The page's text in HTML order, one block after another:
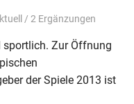
/ 2 Ergänzungen
sportlich. Zur Öffnung
der Spiele 2013 ist